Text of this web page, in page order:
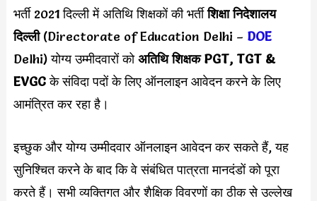
भर्ती 2021 दिल्ली में अतिथि शिक्षकों की भर्तीशिक्षा निदेशालय
दिल्ली(Directorate of Education Delhi – DOE
Delhi) योग्य उम्मीदवारों कोअतिथि शिक्षक PGT, TGT &
EVGCके संविदा पदों के लिए ऑनलाइन आवेदन करने के लिए
आमंत्रित कर रहा है।
इच्छुक और योग्य उम्मीदवार ऑनलाइन आवेदन कर सकते हैं, यह
सुनिश्चित करने के बाद कि वे संबंधित पात्रता मानदंडों को पूरा
करते हैं। सभी व्यक्तिगत और शैक्षिक विवरणों का ठीक से उल्लेख